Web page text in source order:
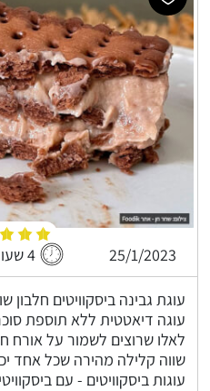
25/1/2023 4 שעות ו-15 דקות
עוגת גבינה ביסקוויטים
עוגה דיאטטית ללא תוספת
לאלו שרוצים לשמור על אורח
שווה קלילה מהירה שכל אחד
עוגות ביסקוויטים - עם